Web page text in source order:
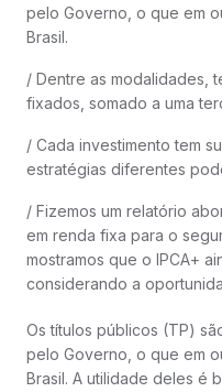
pelo Governo, o que em
Brasil.
/ Dentre as modalidades,
fixados, somado a uma
/ Cada investimento tem
estratégias diferentes
/ Fizemos um relatório
em renda fixa para o
mostramos que o IPCA+
considerando a
Os títulos públicos (TP)
pelo Governo, o que em
Brasil. A utilidade deles é